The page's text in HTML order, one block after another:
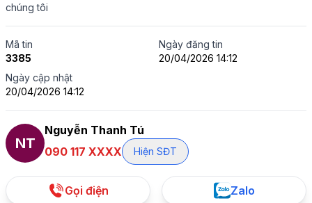
chúng tôi
Mã tin
3385
Ngày đăng tin
20/04/2026 14:12
Ngày cập nhật
20/04/2026 14:12
NT
Nguyễn Thanh Tú
090 117 XXXX
Hiện SĐT
Gọi điện Zalo